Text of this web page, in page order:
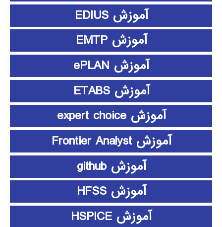
آموزش EDIUS
آموزش EMTP
آموزش ePLAN
آموزش ETABS
آموزش expert choice
آموزش Frontier Analyst
آموزش github
آموزش HFSS
آموزش HSPICE